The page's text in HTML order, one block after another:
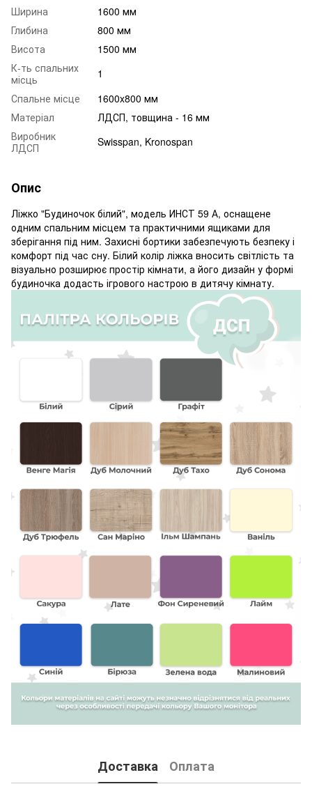
Ширина
1600 мм
Глибина
800 мм
Висота
1500 мм
К-ть спальних
місць
1
Спальне місце
1600x800 мм
Матеріал
ЛДСП, товщина - 16 мм
Виробник
ЛДСП
Swisspan, Kronospan
Опис
Ліжко "Будиночок білий", модель ИНСТ 59 А, оснащене
одним спальним місцем та практичними ящиками для
зберігання під ним. Захисні бортики забезпечують безпеку і
комфорт під час сну. Білий колір ліжка вносить світлість та
візуально розширює простір кімнати, а його дизайн у формі
будиночка додасть ігрового настрою в дитячу кімнату.
Доставка
Оплата